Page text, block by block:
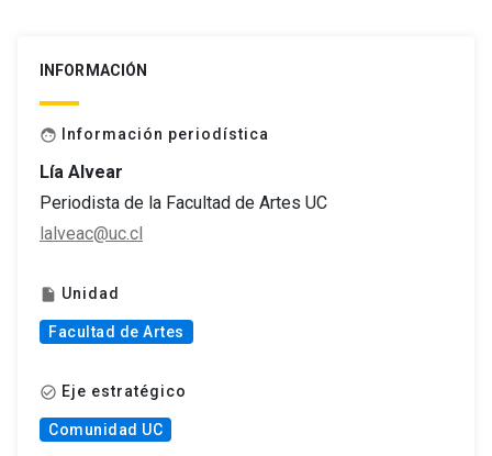
INFORMACIÓN
face Información periodística
Lía Alvear
Periodista de la Facultad de Artes UC
lalveac@uc.cl
insert_drive_file Unidad
Facultad de Artes
check_circle_outline Eje estratégico
Comunidad UC